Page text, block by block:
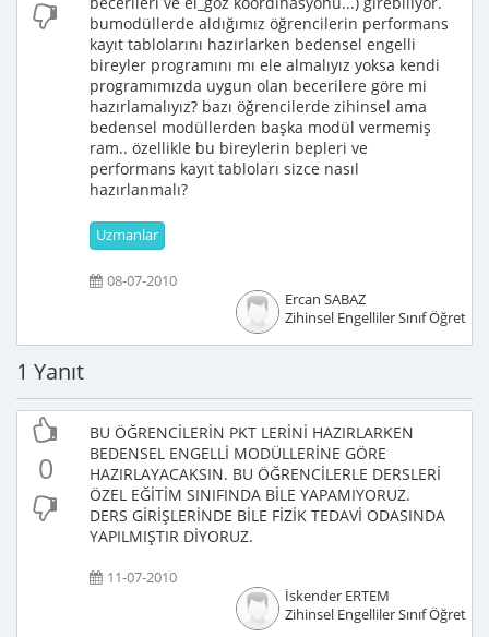
bumodüllerde aldığımız öğrencilerin performans
kayıt tablolarını hazırlarken bedensel engelli
bireyler programını mı ele almalıyız yoksa kendi
programımızda uygun olan becerilere göre mi
hazırlamalıyız? bazı öğrencilerde zihinsel ama
bedensel modüllerden başka modül vermemiş
ram.. özellikle bu bireylerin bepleri ve
performans kayıt tabloları sizce nasıl
hazırlanmalı?
Uzmanlar
08-07-2010
Ercan SABAZ
Zihinsel Engelliler Sınıf
1 Yanıt
0
BU ÖĞRENCİLERİN PKT LERİNİ HAZIRLARKEN
BEDENSEL ENGELLİ MODÜLLERİNE GÖRE
HAZIRLAYACAKSIN. BU ÖĞRENCİLERLE DERSLERİ
ÖZEL EĞİTİM SINIFINDA BİLE YAPAMIYORUZ.
DERS GİRİŞLERİNDE BİLE FİZİK TEDAVİ ODASINDA
YAPILMIŞTIR DİYORUZ.
11-07-2010
İskender ERTEM
Zihinsel Engelliler Sınıf